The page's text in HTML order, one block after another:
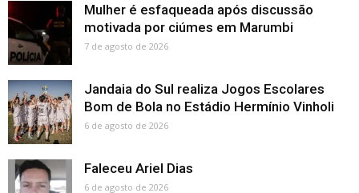
Mulher é esfaqueada após discussão
motivada por ciúmes em Marumbi
7 de agosto de 2026
Jandaia do Sul realiza Jogos Escolares
Bom de Bola no Estádio Hermínio Vinholi
6 de agosto de 2026
Faleceu Ariel Dias
6 de agosto de 2026